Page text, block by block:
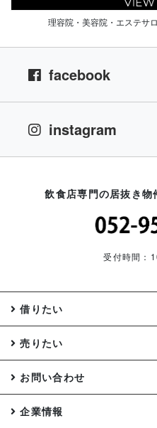
理容院・美容院・エステサ
facebook
instagram
飲食店専門の居抜き
受付時間：
借りたい
売りたい
お問い合わせ
企業情報